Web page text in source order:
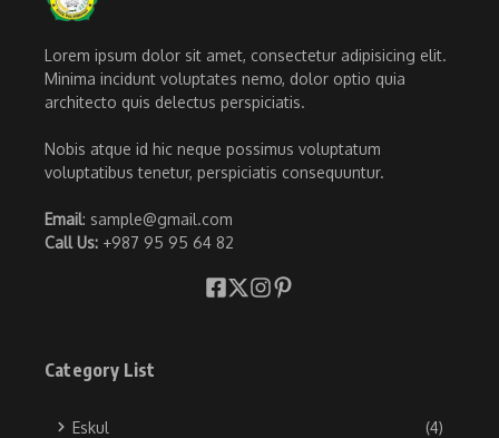
Lorem ipsum dolor sit amet, consectetur adipisicing elit.
Minima incidunt voluptates nemo, dolor optio quia
architecto quis delectus perspiciatis.
Nobis atque id hic neque possimus voluptatum
voluptatibus tenetur, perspiciatis consequuntur.
Email: sample@gmail.com
Call Us: +987 95 95 64 82
Category List
Eskul (4)